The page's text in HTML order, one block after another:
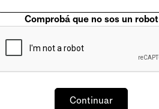
Comprobá que no sos un robot